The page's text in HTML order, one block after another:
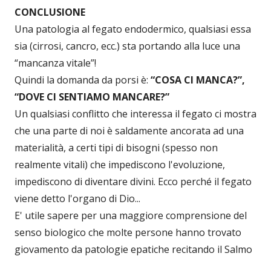
CONCLUSIONE
Una patologia al fegato endodermico, qualsiasi essa
sia (cirrosi, cancro, ecc.) sta portando alla luce una
“mancanza vitale”!
Quindi la domanda da porsi è: “COSA CI MANCA?”,
“DOVE CI SENTIAMO MANCARE?”
Un qualsiasi conflitto che interessa il fegato ci mostra
che una parte di noi è saldamente ancorata ad una
materialità, a certi tipi di bisogni (spesso non
realmente vitali) che impediscono l'evoluzione,
impediscono di diventare divini. Ecco perché il fegato
viene detto l'organo di Dio...
E' utile sapere per una maggiore comprensione del
senso biologico che molte persone hanno trovato
giovamento da patologie epatiche recitando il Salmo